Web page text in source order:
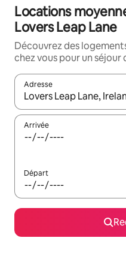
Locations
Lovers Leap Lane
Découvrez des
chez vous pour un séjour
Adresse
Lorsque les résultats
Arrivée
Départ